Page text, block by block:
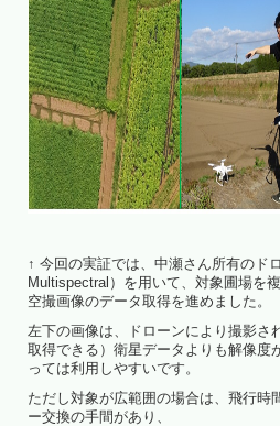
↑ 今回の実証では、中瀬さん所有のド
Multispectral）を用いて、対象圃場を
空撮画像のデータ取得を進めました。
左下の画像は、ドローンにより撮影さ
取得できる）衛星データよりも解像度
っては利用しやすいです。
ただし対象が広範囲の場合は、飛行時
ー交換の手間があり、